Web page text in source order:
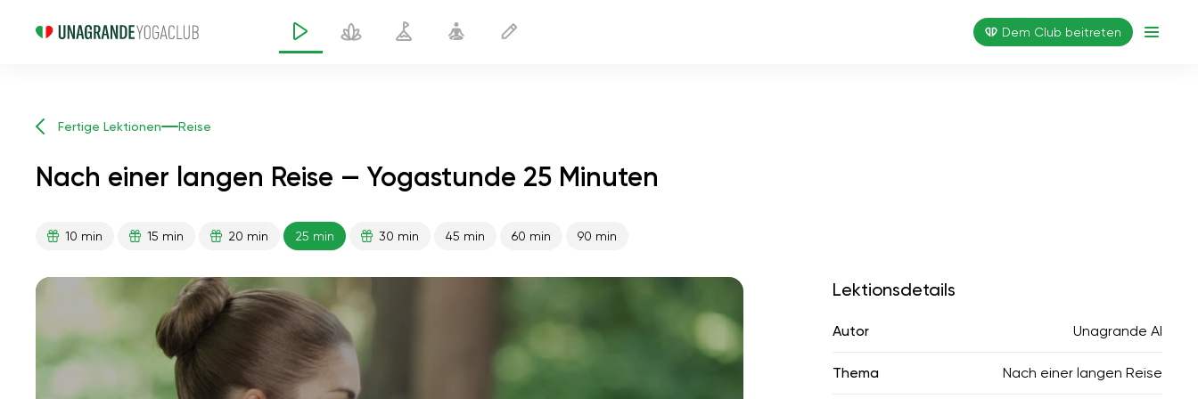
Dem Club beitreten
Fertige Lektionen Reise
Nach einer langen Reise — Yogastunde 25 Minuten
10 min 15 min 20 min 25 min 30 min 45 min 60 min 90 min
flucht der seele
Lektionsdetails
Autor Unagrande AI
Thema Nach einer langen Reise